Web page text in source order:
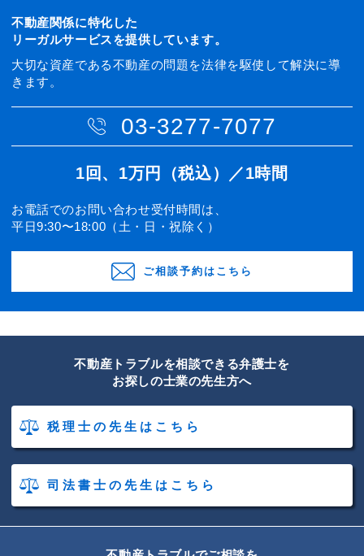
不動産関係に特化した
リーガルサービスを提供しています。
大切な資産である不動産の問題を法律を駆使して解決に導
きます。
03-3277-7077
1回、1万円（税込）／1時間
お電話でのお問い合わせ受付時間は、
平日9:30〜18:00（土・日・祝除く）
ご相談予約はこちら
不動産トラブルを相談できる弁護士を
お探しの士業の先生方へ
税理士の先生はこちら
司法書士の先生はこちら